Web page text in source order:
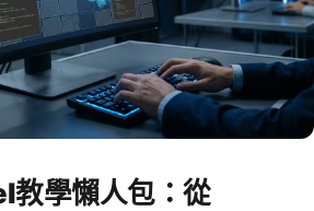
學懶人包：從